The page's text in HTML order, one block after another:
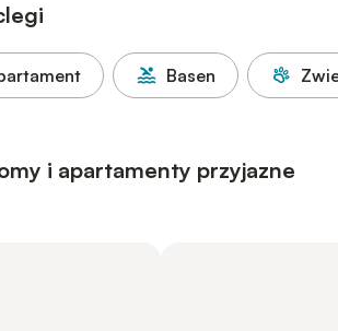
Basen
i apartamenty przyjazne